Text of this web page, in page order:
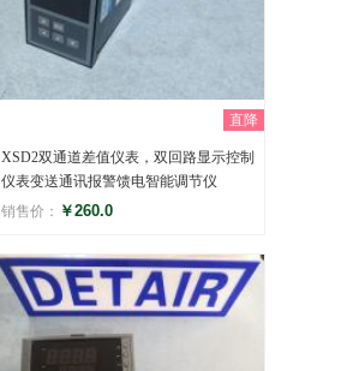
直降
XSD2双通道差值仪表，双回路显示控制
仪表变送通讯报警馈电智能调节仪
销售价： ￥260.0
评分
()